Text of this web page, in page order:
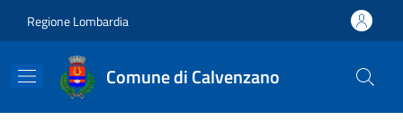
Regione Lombardia
Comune di Calvenzano